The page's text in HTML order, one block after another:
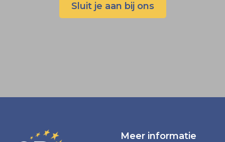
Sluit je aan bij ons
Meer informatie